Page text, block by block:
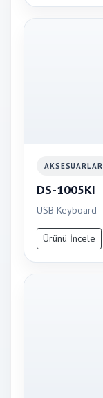
AKSESUARLAR
DS-1005KI
USB Keyboard
Ürünü İncele